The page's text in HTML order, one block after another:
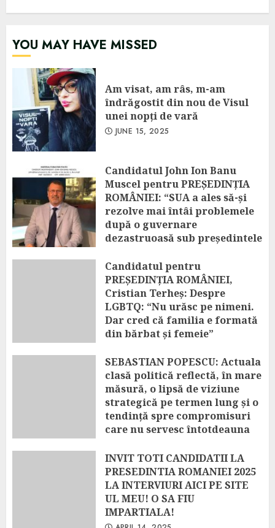
YOU MAY HAVE MISSED
Am visat, am râs, m-am
îndrăgostit din nou de Visul
unei nopți de vară
JUNE 15, 2025
Candidatul John Ion Banu
Muscel pentru PREȘEDINȚIA
ROMÂNIEI: “SUA a ales să-și
rezolve mai întâi problemele
după o guvernare
dezastruoasă sub președintele
vizelor românilor spre SUA
este o decizie temporară!”
APRIL 25, 2025
Candidatul pentru
PREȘEDINȚIA ROMÂNIEI,
Cristian Terheș: Despre
LGBTQ: “Nu urăsc pe nimeni.
Dar cred că familia e formată
din bărbat și femeie”
SEBASTIAN POPESCU: Actuala
clasă politică reflectă, în mare
măsură, o lipsă de viziune
strategică pe termen lung și o
tendință spre compromisuri
care nu servesc întotdeauna
APRIL 14, 2025
INVIT TOTI CANDIDATII LA
PRESEDINTIA ROMANIEI 2025
LA INTERVIURI AICI PE SITE
UL MEU! O SA FIU
IMPARTIALA!